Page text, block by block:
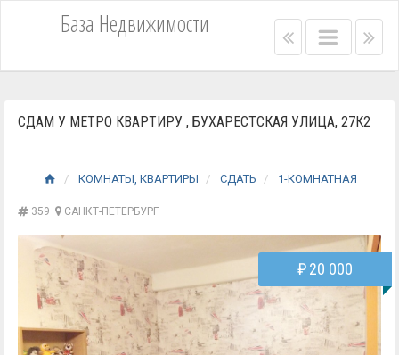
База Недвижимости Left
bar
Main
menu
Right
menu
bar
СДАМ У МЕТРО КВАРТИРУ , БУХАРЕСТСКАЯ УЛИЦА, 27К2
КОМНАТЫ, КВАРТИРЫ СДАТЬ 1-КОМНАТНАЯ
359 САНКТ-ПЕТЕРБУРГ
₽20 000